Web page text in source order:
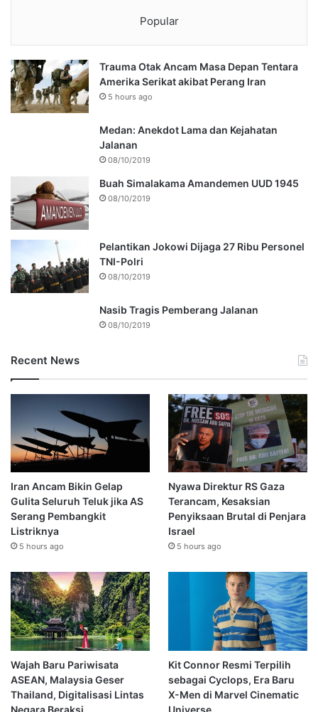
Popular
Trauma Otak Ancam Masa Depan Tentara
Amerika Serikat akibat Perang Iran
5 hours ago
Medan: Anekdot Lama dan Kejahatan
Jalanan
08/10/2019
Buah Simalakama Amandemen UUD 1945
08/10/2019
Pelantikan Jokowi Dijaga 27 Ribu Personel
TNI-Polri
08/10/2019
Nasib Tragis Pemberang Jalanan
08/10/2019
Recent News
Iran Ancam Bikin Gelap
Gulita Seluruh Teluk jika AS
Serang Pembangkit
Listriknya
5 hours ago
Nyawa Direktur RS Gaza
Terancam, Kesaksian
Penyiksaan Brutal di Penjara
Israel
5 hours ago
Wajah Baru Pariwisata
ASEAN, Malaysia Geser
Thailand, Digitalisasi Lintas
Kit Connor Resmi Terpilih
sebagai Cyclops, Era Baru
X-Men di Marvel Cinematic